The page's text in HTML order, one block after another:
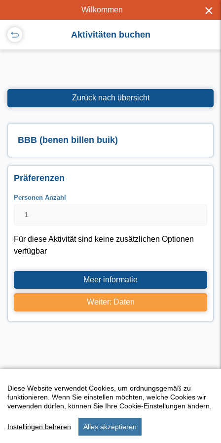
Wilkommen ×
Aktivitäten buchen
Zurück nach übersicht
BBB (benen billen buik)
Präferenzen
Personen Anzahl
Für diese Aktivität sind keine zusätzlichen Optionen
verfügbar
Meer informatie
Weiter: Daten
IAktivitäten Übersicht
start suchen bleiben aufstellungen
Diese Website verwendet Cookies, um ordnungsgemäß zu
funktionieren. Wenn Sie einstellen möchten, welche Cookies wir
verwenden dürfen, können Sie Ihre Cookie-Einstellungen ändern.
Instellingen beheren Alles akzeptieren